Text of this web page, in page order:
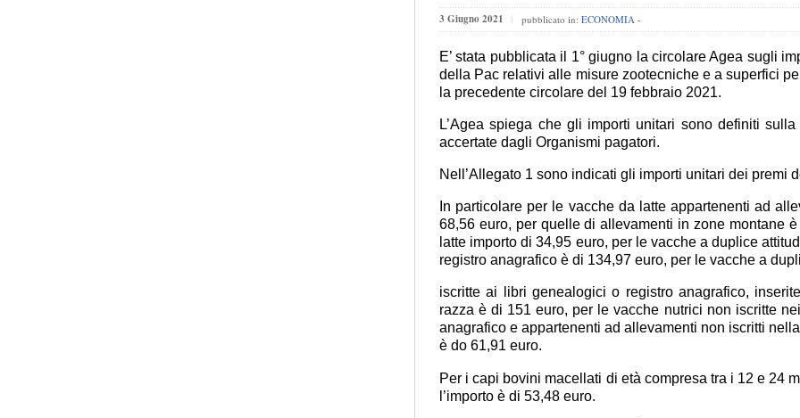
3 Giugno 2021 pubblicato in: ECONOMIA -
E’ stata pubblicata il 1° giugno la circolare Agea sugli
della Pac relativi alle misure zootecniche e a superfici
la precedente circolare del 19 febbraio 2021.
L’Agea spiega che gli importi unitari sono definiti
accertate dagli Organismi pagatori.
Nell’Allegato 1 sono indicati gli importi unitari dei premi
In particolare per le vacche da latte appartenenti ad
68,56 euro, per quelle di allevamenti in zone montane
latte importo di 34,95 euro, per le vacche a duplice
registro anagrafico è di 134,97 euro, per le vacche a
iscritte ai libri genealogici o registro anagrafico,
razza è di 151 euro, per le vacche nutrici non iscritte
anagrafico e appartenenti ad allevamenti non iscritti
è do 61,91 euro.
Per i capi bovini macellati di età compresa tra i 12 e 24
l’importo è di 53,48 euro.